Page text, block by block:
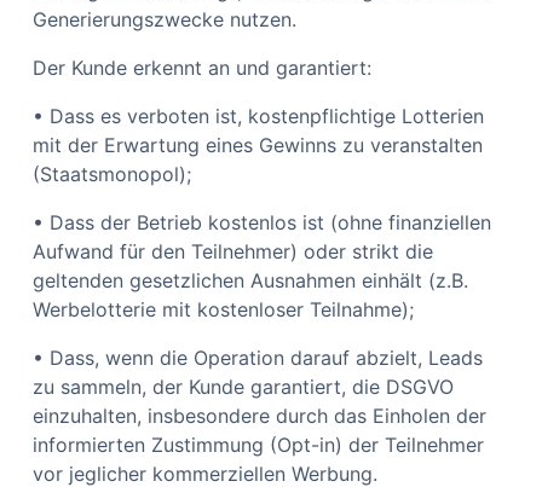
Generierungszwecke nutzen.
Der Kunde erkennt an und garantiert:
• Dass es verboten ist, kostenpflichtige Lotterien
mit der Erwartung eines Gewinns zu veranstalten
(Staatsmonopol);
• Dass der Betrieb kostenlos ist (ohne finanziellen
Aufwand für den Teilnehmer) oder strikt die
geltenden gesetzlichen Ausnahmen einhält (z.B.
Werbelotterie mit kostenloser Teilnahme);
• Dass, wenn die Operation darauf abzielt, Leads
zu sammeln, der Kunde garantiert, die DSGVO
einzuhalten, insbesondere durch das Einholen der
informierten Zustimmung (Opt-in) der Teilnehmer
vor jeglicher kommerziellen Werbung.